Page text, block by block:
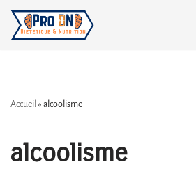
Aller
Accueil » alcoolisme
alcoolisme